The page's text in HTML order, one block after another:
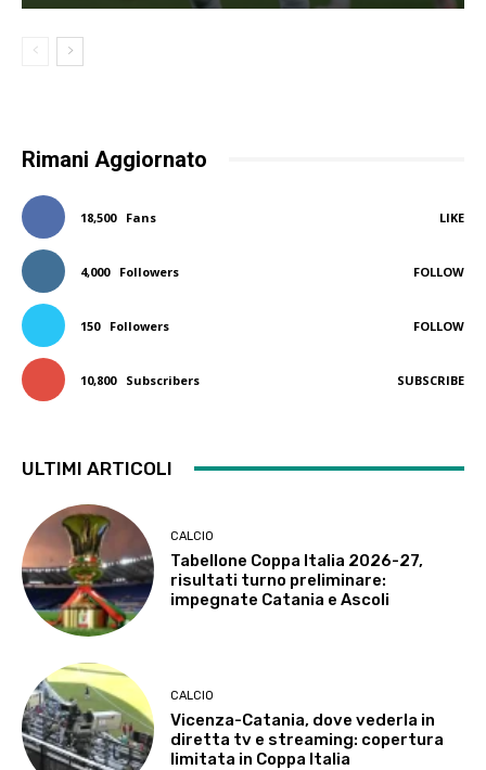
Rimani Aggiornato
18,500 Fans LIKE
4,000 Followers FOLLOW
150 Followers FOLLOW
10,800 Subscribers SUBSCRIBE
ULTIMI ARTICOLI
CALCIO
Tabellone Coppa Italia 2026-27,
risultati turno preliminare:
impegnate Catania e Ascoli
CALCIO
Vicenza-Catania, dove vederla in
diretta tv e streaming: copertura
limitata in Coppa Italia